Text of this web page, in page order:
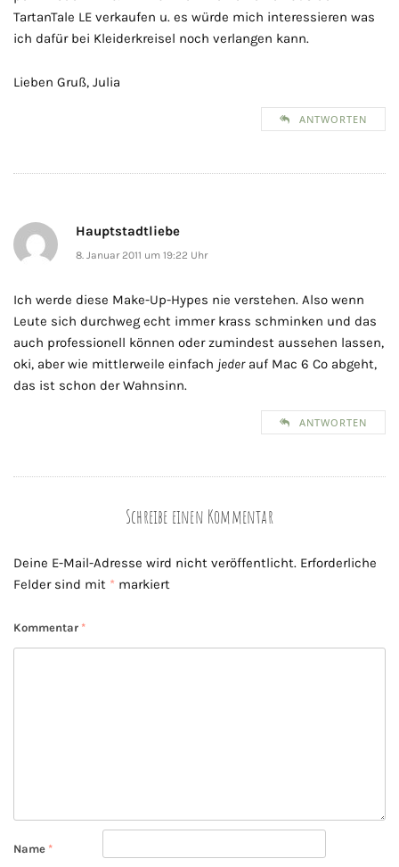
TartanTale LE verkaufen u. es würde mich interessieren was
ich dafür bei Kleiderkreisel noch verlangen kann.
Lieben Gruß, Julia
ANTWORTEN
Hauptstadtliebe
8. Januar 2011 um 19:22 Uhr
Ich werde diese Make-Up-Hypes nie verstehen. Also wenn
Leute sich durchweg echt immer krass schminken und das
auch professionell können oder zumindest aussehen lassen,
oki, aber wie mittlerweile einfach jederauf Mac 6 Co abgeht,
das ist schon der Wahnsinn.
ANTWORTEN
Schreibe einen Kommentar
Deine E-Mail-Adresse wird nicht veröffentlicht. Erforderliche
Felder sind mit * markiert
Kommentar *
Name *